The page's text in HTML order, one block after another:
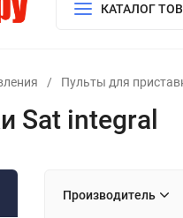
КАТАЛОГ
/ Пульты для
Sat integral
Производитель